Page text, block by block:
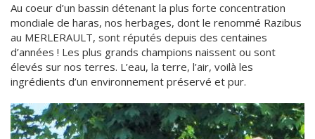
Au coeur d’un bassin détenant la plus forte concentration
mondiale de haras, nos herbages, dont le renommé Razibus
au MERLERAULT, sont réputés depuis des centaines
d’années ! Les plus grands champions naissent ou sont
élevés sur nos terres. L’eau, la terre, l’air, voilà les
ingrédients d’un environnement préservé et pur.